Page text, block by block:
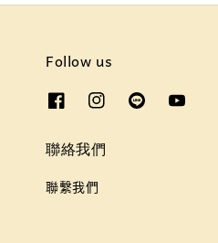
Follow us
聯絡我們
聯繫我們